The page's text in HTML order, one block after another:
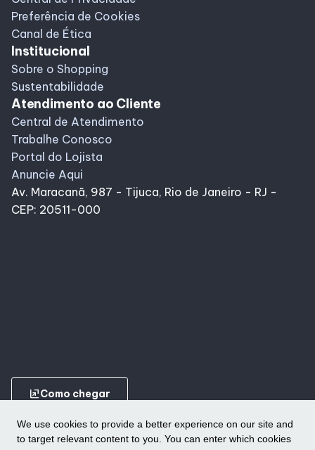
We use cookies to provide a better experience on our site and
to target relevant content to you. You can enter which cookies
Preferência de Cookies
Canal de Ética
Institucional
Sobre o Shopping
Sustentabilidade
Atendimento ao Cliente
Central de Atendimento
Trabalhe Conosco
Portal do Lojista
Anuncie Aqui
Av. Maracanã, 987 - Tijuca, Rio de Janeiro - RJ -
CEP: 20511-000
ungroupComo chegar